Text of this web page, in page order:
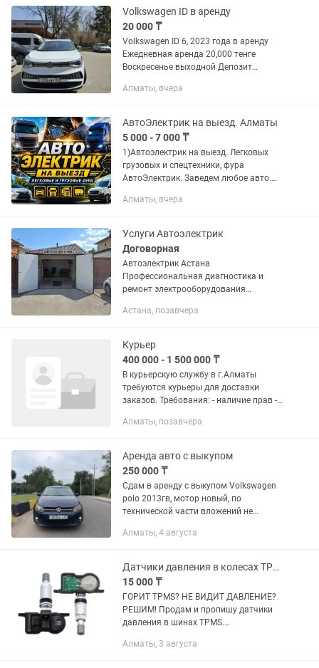
10–15...
Volkswagen ID в аренду
20 000 ₸
Volkswagen ID 6, 2023 года в аренду
Ежедневная аренда 20,000 тенге
Воскресенье выходной Депозит
Алматы, вчера
АвтоЭлектрик на выезд. Алматы
5 000 - 7 000 ₸
1)Автоэлектрик на выезд. Легковых
грузовых и спецтехники, фура
АвтоЭлектрик. Заведем любое авто.
2)Производим ремонт легковых и
сложности не...
Алматы, вчера
Услуги Автоэлектрик
Договорная
Автоэлектрик Астана
Профессиональная диагностика и
ремонт электрооборудования
диагностика Поиск и устранение
Ремонт...
Астана, позавчера
Курьер
400 000 - 1 500 000 ₸
В курьерскую службу в г.Алматы
требуются курьеры для доставки
заказов. Требования: - наличие прав -
личное авто, кузов фургон: ВАЗ Largus
Алматы, позавчера
Аренда авто с выкупом
250 000 ₸
Сдам в аренду с выкупом Volkswagen
polo 2013гв, мотор новый, по
технической части вложений не
незначительные
Алматы, 4 августа
Датчики давления в колесах TPMS датчик давления в шинах
15 000 ₸
ГОРИТ TPMS? НЕ ВИДИТ ДАВЛЕНИЕ?
РЕШИМ! Продам и пропишу датчики
давления в шинах TPMS.
Работаю с большинством
Алматы, 3 августа